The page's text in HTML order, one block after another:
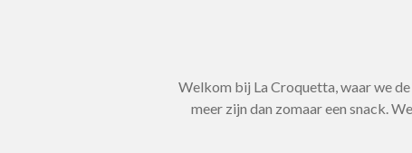
Welkom bij La Croquetta, waar we
meer zijn dan zomaar een snack.